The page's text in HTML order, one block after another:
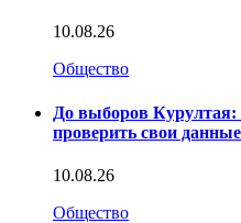
10.08.26
Общество
До выборов Курултая:
проверить свои данные
10.08.26
Общество